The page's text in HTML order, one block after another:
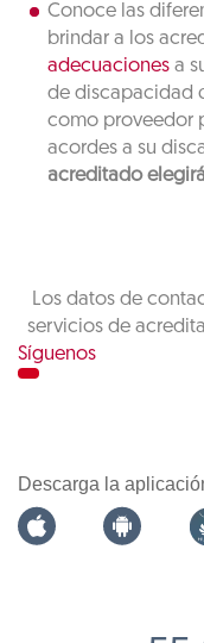
Conoce las
brindar a los
adecuaciones a
de discapacidad
como proveedor
acordes a su
acreditado
Los datos de
servicios de
Síguenos
Descarga la